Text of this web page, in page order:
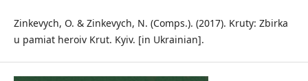
Zinkevych, O. & Zinkevych, N. (Comps.). (2017). Kruty: Zbirka
u pamiat heroiv Krut. Kyiv. [in Ukrainian].